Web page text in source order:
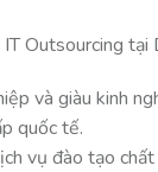
Outsourcing tại
và giàu kinh
quốc tế.
vụ đào tạo